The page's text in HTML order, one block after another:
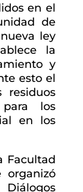
en el
de
ley
la
y
esto el
residuos
los
en los
Facultad
organizó